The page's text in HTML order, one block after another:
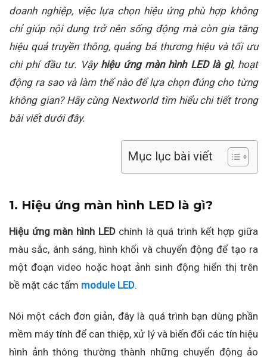
doanh nghiệp, việc lựa chọn hiệu ứng phù hợp không
chỉ giúp nội dung trở nên sống động mà còn gia tăng
hiệu quả truyền thông, quảng bá thương hiệu và tối ưu
chi phí đầu tư. Vậy hiệu ứng màn hình LED là gì, hoạt
động ra sao và làm thế nào để lựa chọn đúng cho từng
không gian? Hãy cùng Nextworld tìm hiểu chi tiết trong
bài viết dưới đây.
Mục lục bài viết
1. Hiệu ứng màn hình LED là gì?
Hiệu ứng màn hình LEDchính là quá trình kết hợp giữa
màu sắc, ánh sáng, hình khối và chuyển động để tạo ra
một đoạn video hoặc hoạt ảnh sinh động hiển thị trên
bề mặt các tấm module LED.
Nói một cách đơn giản, đây là quá trình bạn dùng phần
mềm máy tính để can thiệp, xử lý và biến đổi các tín hiệu
hình ảnh thông thường thành những chuyển động ảo